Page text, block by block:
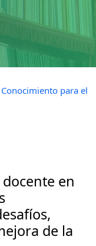
para el
en
de la